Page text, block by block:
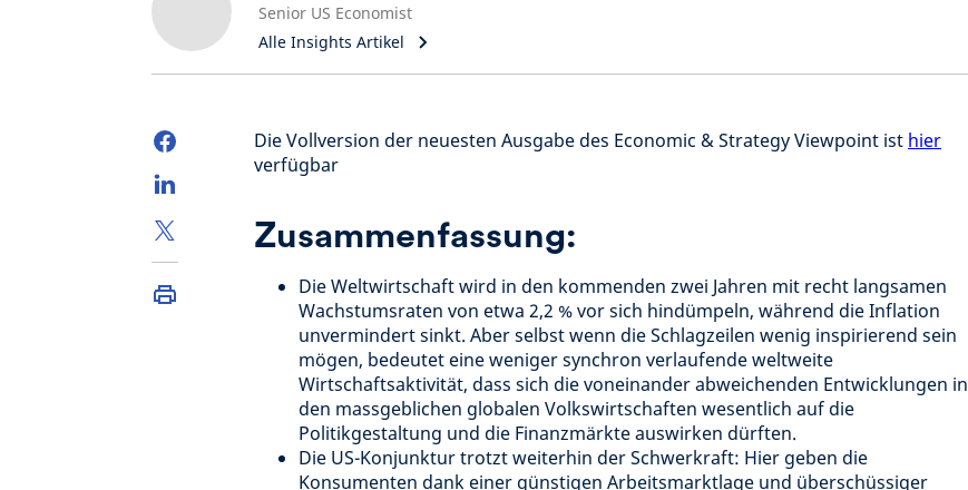
Senior US Economist
Alle Insights Artikel
Die Vollversion der neuesten Ausgabe des Economic & Strategy Viewpoint ist hier
verfügbar
Zusammenfassung:
Die Weltwirtschaft wird in den kommenden zwei Jahren mit recht langsamen
Wachstumsraten von etwa 2,2 % vor sich hindümpeln, während die Inflation
unvermindert sinkt. Aber selbst wenn die Schlagzeilen wenig inspirierend sein
mögen, bedeutet eine weniger synchron verlaufende weltweite
Wirtschaftsaktivität, dass sich die voneinander abweichenden Entwicklungen in
den massgeblichen globalen Volkswirtschaften wesentlich auf die
Politikgestaltung und die Finanzmärkte auswirken dürften.
Die US-Konjunktur trotzt weiterhin der Schwerkraft: Hier geben die
Konsumenten dank einer günstigen Arbeitsmarktlage und überschüssiger